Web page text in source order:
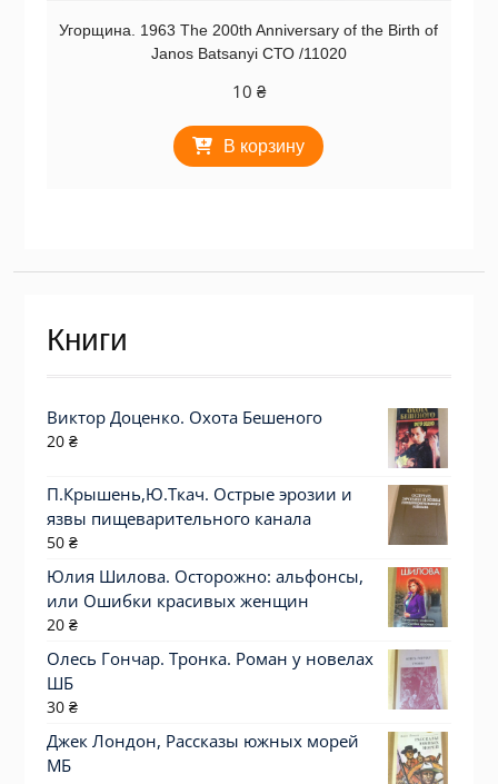
Угорщина. 1963 The 200th Anniversary of the Birth of
Janos Batsanyi СТО /11020
10 ₴
В корзину
Книги
Виктор Доценко. Охота Бешеного
20 ₴
П.Крышень,Ю.Ткач. Острые эрозии и
язвы пищеварительного канала
50 ₴
Юлия Шилова. Осторожно: альфонсы,
или Ошибки красивых женщин
20 ₴
Олесь Гончар. Тронка. Роман у новелах
ШБ
30 ₴
Джек Лондон, Рассказы южных морей
МБ